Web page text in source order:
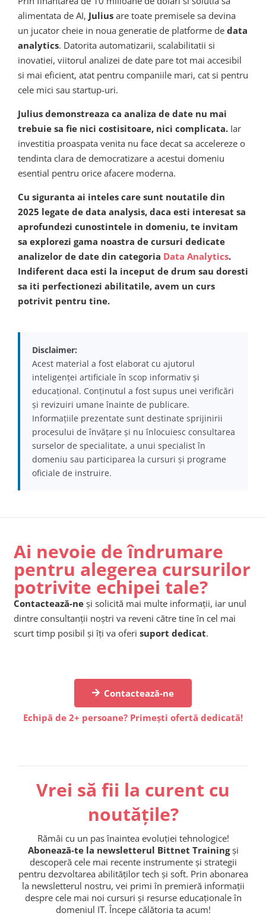
alimentata de AI, Julius are toate premisele sa devina
un jucator cheie in noua generatie de platforme de data
analytics. Datorita automatizarii, scalabilitatii si
inovatiei, viitorul analizei de date pare tot mai accesibil
si mai eficient, atat pentru companiile mari, cat si pentru
cele mici sau startup-uri.
Julius demonstreaza ca analiza de date nu mai
trebuie sa fie nici costisitoare, nici complicata. Iar
investitia proaspata venita nu face decat sa accelereze o
tendinta clara de democratizare a acestui domeniu
esential pentru orice afacere moderna.
Cu siguranta ai inteles care sunt noutatile din
2025 legate de data analysis, daca esti interesat sa
aprofundezi cunostintele in domeniu, te invitam
sa explorezi gama noastra de cursuri dedicate
analizelor de date din categoria Data Analytics.
Indiferent daca esti la inceput de drum sau doresti
sa iti perfectionezi abilitatile, avem un curs
potrivit pentru tine.
Disclaimer:
Acest material a fost elaborat cu ajutorul
inteligenței artificiale în scop informativ și
educațional. Conținutul a fost supus unei verificări
și revizuiri umane înainte de publicare.
Informațiile prezentate sunt destinate sprijinirii
procesului de învățare și nu înlocuiesc consultarea
surselor de specialitate, a unui specialist în
domeniu sau participarea la cursuri și programe
oficiale de instruire.
Ai nevoie de îndrumare
pentru alegerea cursurilor
potrivite echipei tale?
Contactează-ne și solicită mai multe informații, iar unul
dintre consultanții noștri va reveni către tine în cel mai
scurt timp posibil și îți va oferi suport dedicat.
Contactează-ne
Echipă de 2+ persoane? Primești ofertă dedicată!
Vrei să fii la curent cu
noutățile?
Rămâi cu un pas înaintea evoluției tehnologice!
Abonează-te la newsletterul Bittnet Trainingși
descoperă cele mai recente instrumente și strategii
pentru dezvoltarea abilităților tech și soft. Prin abonarea
la newsletterul nostru, vei primi în premieră informații
despre cele mai noi cursuri și resurse educaționale în
domeniul IT. Începe călătoria ta acum!